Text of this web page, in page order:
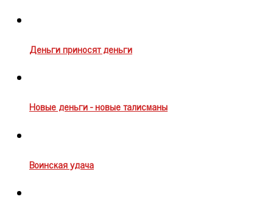
Деньги приносят деньги
Новые деньги - новые талисманы
Воинская удача